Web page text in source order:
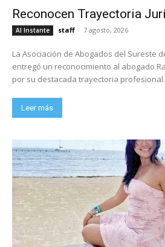
Reconocen Trayectoria
Al Instante staff - 7 agosto, 2026
La Asociación de Abogados del Sureste
entregó un reconocimiento al abogado
por su destacada trayectoria
Leer más